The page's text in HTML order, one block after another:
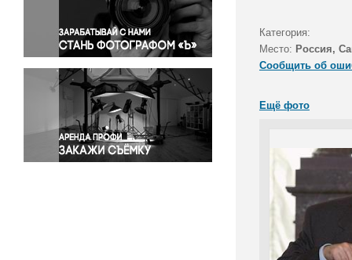
Правосудие
Происшествия и конфликты
Религия
Светская жизнь
Спорт
Экология
Экономика и бизнес
Категория:
Место: Россия,
Сообщить об
Ещё фото